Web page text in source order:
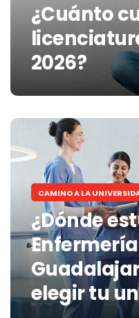
¿Cuánto
2026?
CAMINO A LA
¿Dónde
elegir tu